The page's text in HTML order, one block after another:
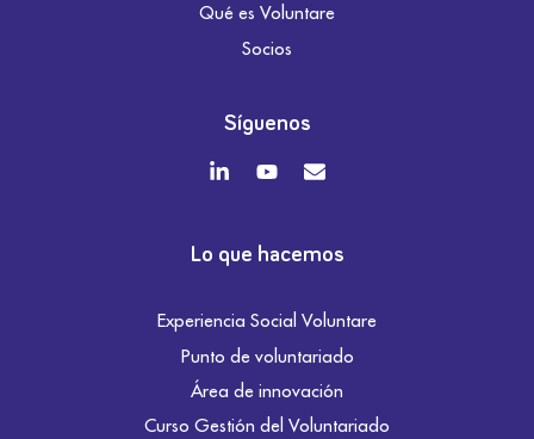
Qué es Voluntare
Socios
Síguenos
Lo que hacemos
Experiencia Social Voluntare
Punto de voluntariado
Área de innovación
Curso Gestión del Voluntariado